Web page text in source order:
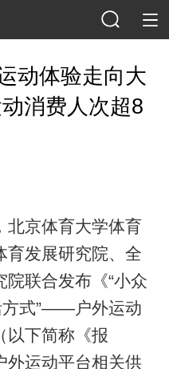
动体验走向大
消费人次超8
京体育大学体育
育发展研究院、全
院联合发布《“小众
方式”——户外运动
以下简称《报
外运动平台相关供